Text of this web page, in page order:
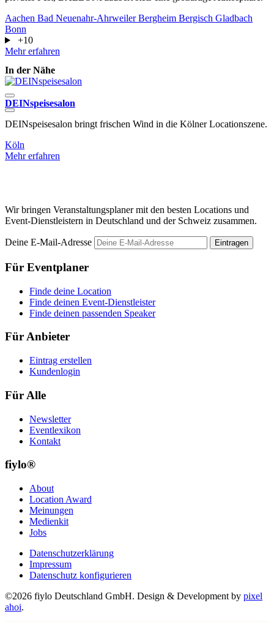
Aachen Bad Neuenahr-AhrweilerBergheim Bergisch Gladbach
Bonn
+10
Mehr erfahren
In der Nähe
DEINspeisesalon
DEINspeisesalon bringt frischen Wind in die Kölner Locationszene.
Köln
Mehr erfahren
Wir bringen Veranstaltungsplaner mit den besten Locations und
Event-Dienstleistern in Deutschland und der Schweiz zusammen.
Deine E-Mail-Adresse Eintragen
Für Eventplaner
Finde deine Location
Finde deinen Event-Dienstleister
Finde deinen passenden Speaker
Für Anbieter
Eintrag erstellen
Kundenlogin
Für Alle
Newsletter
Eventlexikon
Kontakt
fiylo®
About
Location Award
Meinungen
Medienkit
Jobs
Datenschutzerklärung
Impressum
Datenschutz konfigurieren
©2026 fiylo Deutschland GmbH. Design & Development by pixel
ahoi.